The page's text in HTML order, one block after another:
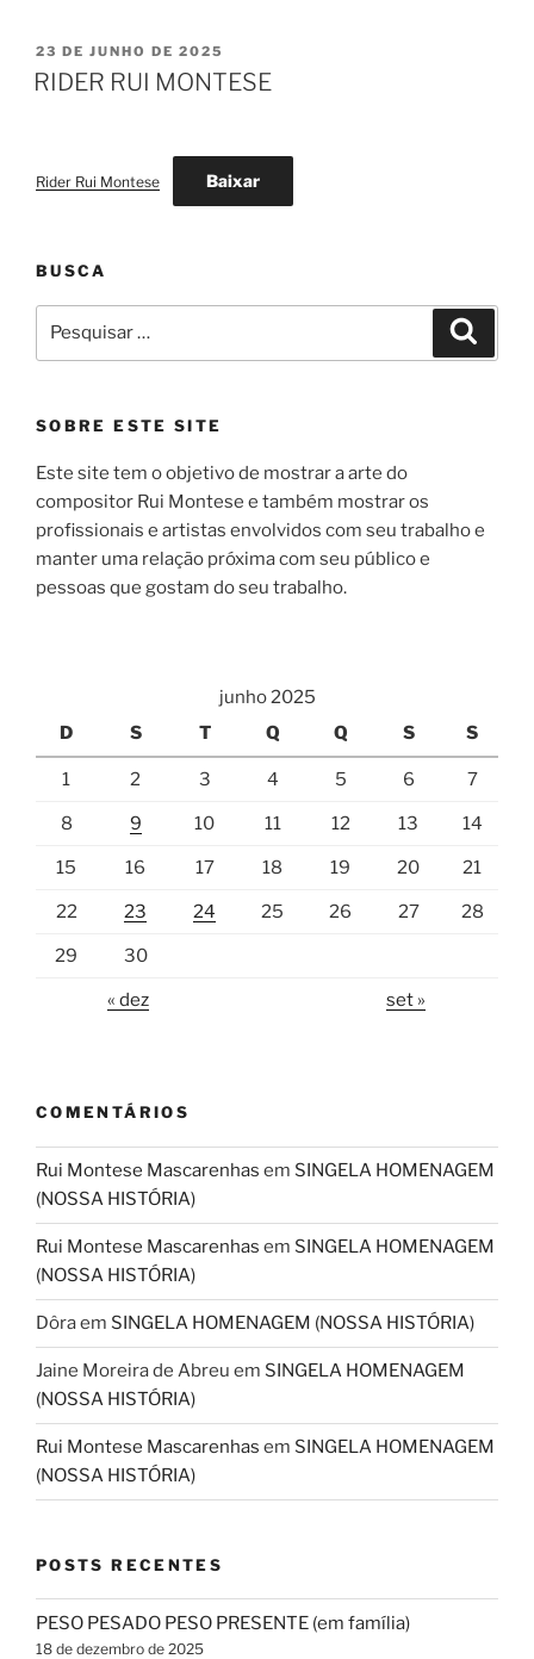
PUBLICADO
EM
23 DE JUNHO DE 2025
RIDER RUI MONTESE
Rider Rui Montese Baixar
BUSCA
por:
SOBRE ESTE SITE
Este site tem o objetivo de mostrar a arte do
compositor Rui Montese e também mostrar os
profissionais e artistas envolvidos com seu trabalho e
manter uma relação próxima com seu público e
pessoas que gostam do seu trabalho.
junho 2025
D
S T Q Q S S
1 2 3 4 5 6 7
8 9 10 11 12 13 14
15 16 17 18 19 20 21
22 23 24 25 26 27 28
29 30
« dez set »
COMENTÁRIOS
Rui Montese Mascarenhas em SINGELA HOMENAGEM
(NOSSA HISTÓRIA)
Rui Montese Mascarenhas em SINGELA HOMENAGEM
(NOSSA HISTÓRIA)
Dôraem SINGELA HOMENAGEM (NOSSA HISTÓRIA)
Jaine Moreira de Abreu em SINGELA HOMENAGEM
(NOSSA HISTÓRIA)
Rui Montese Mascarenhas em SINGELA HOMENAGEM
(NOSSA HISTÓRIA)
POSTS RECENTES
PESO PESADO PESO PRESENTE (em família)
18 de dezembro de 2025